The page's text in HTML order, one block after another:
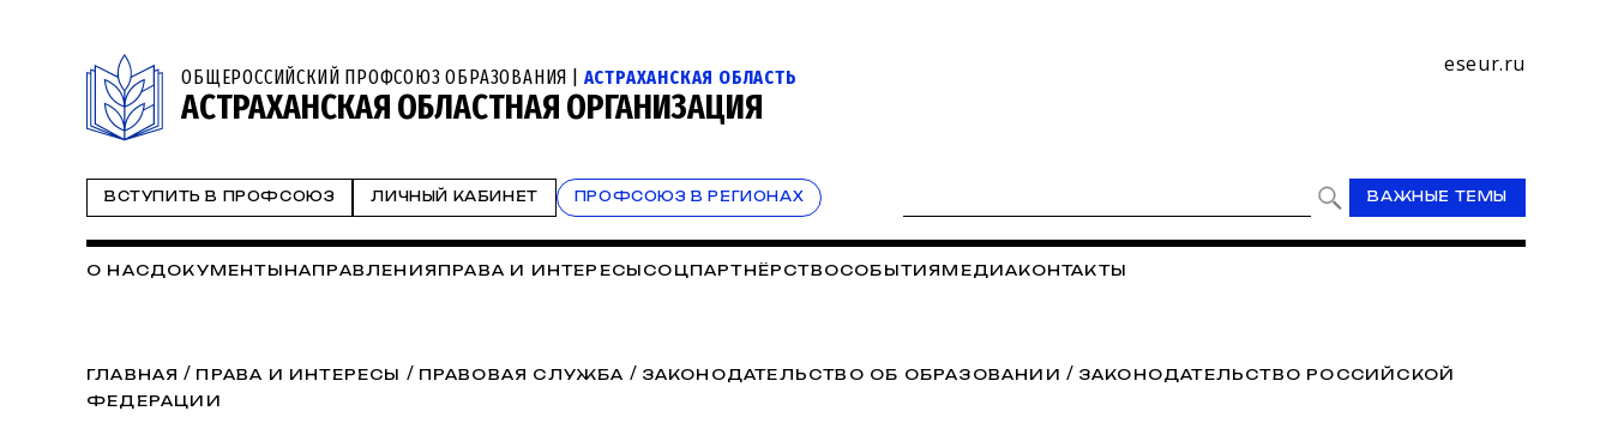
ОБЩЕРОССИЙСКИЙ ПРОФСОЮЗ ОБРАЗОВАНИЯ | АСТРАХАНСКАЯ ОБЛАСТЬ
АСТРАХАНСКАЯ ОБЛАСТНАЯ ОРГАНИЗАЦИЯ
eseur.ru
ВСТУПИТЬ В ПРОФСОЮЗ ЛИЧНЫЙ КАБИНЕТ ПРОФСОЮЗ В РЕГИОНАХ ВАЖНЫЕ ТЕМЫ
О НАСДОКУМЕНТЫ НАПРАВЛЕНИЯ ПРАВА И ИНТЕРЕСЫ СОЦПАРТНЁРСТВОСОБЫТИЯ МЕДИАКОНТАКТЫ
ГЛАВНАЯ / ПРАВА И ИНТЕРЕСЫ / ПРАВОВАЯ СЛУЖБА / ЗАКОНОДАТЕЛЬСТВО ОБ ОБРАЗОВАНИИ / ЗАКОНОДАТЕЛЬСТВО РОССИЙСКОЙ
ФЕДЕРАЦИИ